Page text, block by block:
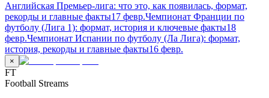
Английская Премьер-лига: что это, как появилась, формат,
рекорды и главные факты17 февр.Чемпионат Франции по
футболу (Лига 1): формат, история и ключевые факты18
февр.Чемпионат Испании по футболу (Ла Лига): формат,
история, рекорды и главные факты16 февр.
×
FT
Football Streams